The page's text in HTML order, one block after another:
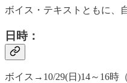
ボイス・テキストともに、
日時：
ボイス→10/29(日)14～16時